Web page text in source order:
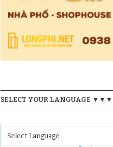
SELECT YOUR LANGUAGE ▼▼▼